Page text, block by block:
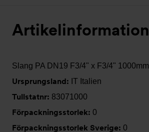
Artikelinformation
Slang PA DN19 F3/4" x F3/4" 1000mm
Ursprungsland: IT Italien
Tullstatnr: 83071000
Förpackningsstorlek: 0
Förpackningsstorlek Sverige: 0